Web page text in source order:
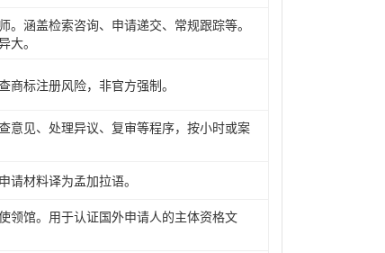
。涵盖检索咨询、申请递交、常规跟踪等。
大。
商标注册风险，非官方强制。
意见、处理异议、复审等程序，按小时或案
请材料译为孟加拉语。
领馆。用于认证国外申请人的主体资格文